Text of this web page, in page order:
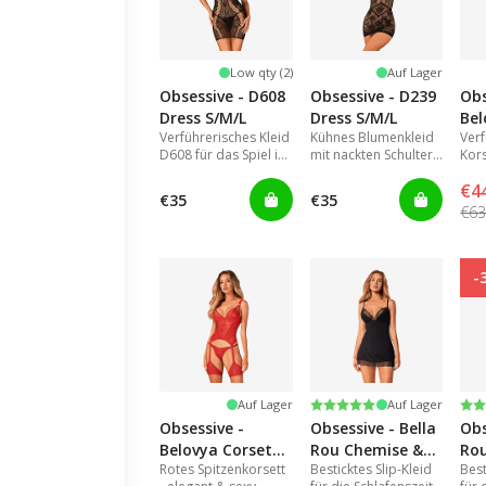
Low qty (2)
Obsessive - D608
Dress S/M/L
Verführerisches Kleid
D608 für das Spiel im
€35
Auf Lager
Obsessive - D239
Dress S/M/L
Kühnes Blumenkleid
mit nackten Schultern
€35
€63
Auf Lager
Obsessive -
Belovya Corset
M/L
Rotes Spitzenkorsett
Bewertung:
5.0 von 5 Sternen
Auf Lager
Obsessive - Bella
Rou Chemise &
Thong XL/2XL
Besticktes Slip-Kleid
-